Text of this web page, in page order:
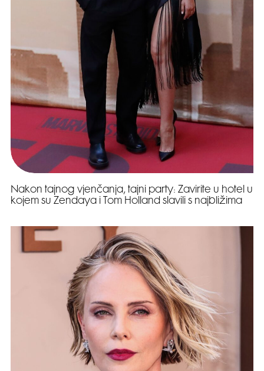
Nakon tajnog vjenčanja, tajni party: Zavirite u hotel u
kojem su Zendaya i Tom Holland slavili s najbližima